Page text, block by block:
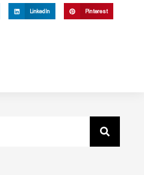
LinkedIn Pinterest